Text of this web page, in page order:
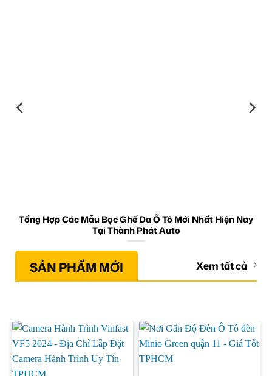
Tổng Hợp Các Mẫu Bọc Ghế Da Ô Tô Mới Nhất Hiện Nay
Tại Thành Phát Auto
SẢN PHẨM MỚI Xem tất cả